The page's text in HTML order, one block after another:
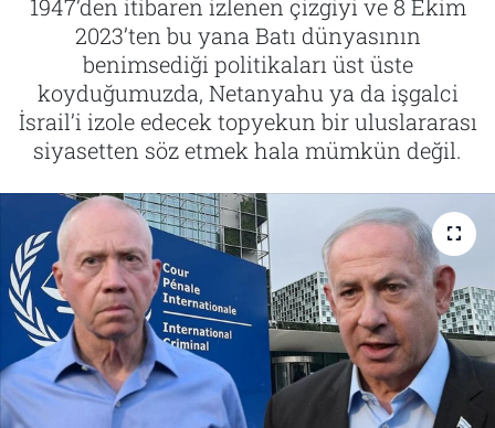
1947’den itibaren izlenen çizgiyi ve 8 Ekim
2023’ten bu yana Batı dünyasının
benimsediği politikaları üst üste
koyduğumuzda, Netanyahu ya da işgalci
İsrail’i izole edecek topyekun bir uluslararası
siyasetten söz etmek hala mümkün değil.
Tarih
İletişim
Künye